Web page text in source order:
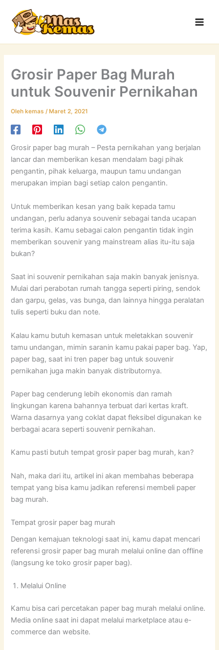
konten
Grosir Paper Bag Murah
untuk Souvenir Pernikahan
Olehkemas/Maret 2, 2021
Grosir paper bag murah – Pesta pernikahan yang berjalan
lancar dan memberikan kesan mendalam bagi pihak
pengantin, pihak keluarga, maupun tamu undangan
merupakan impian bagi setiap calon pengantin.
Untuk memberikan kesan yang baik kepada tamu
undangan, perlu adanya souvenir sebagai tanda ucapan
terima kasih. Kamu sebagai calon pengantin tidak ingin
memberikan souvenir yang mainstream alias itu-itu saja
bukan?
Saat ini souvenir pernikahan saja makin banyak jenisnya.
Mulai dari perabotan rumah tangga seperti piring, sendok
dan garpu, gelas, vas bunga, dan lainnya hingga peralatan
tulis seperti buku dan note.
Kalau kamu butuh kemasan untuk meletakkan souvenir
tamu undangan, mimin saranin kamu pakai paper bag. Yap,
paper bag, saat ini tren paper bag untuk souvenir
pernikahan juga makin banyak distributornya.
Paper bag cenderung lebih ekonomis dan ramah
lingkungan karena bahannya terbuat dari kertas kraft.
Warna dasarnya yang coklat dapat fleksibel digunakan ke
berbagai acara seperti souvenir pernikahan.
Kamu pasti butuh tempat grosir paper bag murah, kan?
Nah, maka dari itu, artikel ini akan membahas beberapa
tempat yang bisa kamu jadikan referensi membeli paper
bag murah.
Tempat grosir paper bag murah
Dengan kemajuan teknologi saat ini, kamu dapat mencari
referensi grosir paper bag murah melalui online dan offline
(langsung ke toko grosir paper bag).
Melalui Online
Kamu bisa cari percetakan paper bag murah melalui online.
Media online saat ini dapat melalui marketplace atau e-
commerce dan website.